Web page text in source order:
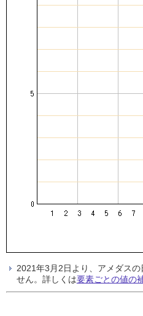
2021年3月2日より、アメダス
せん。詳しくは要素ごとの値の